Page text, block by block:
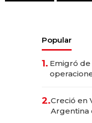
Popular
1. Emigró
2.Creció en
Argentina